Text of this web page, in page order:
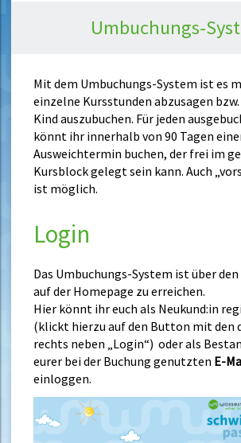
Umbuchungs-
Mit dem Umbuchungs-System ist es
einzelne Kursstunden abzusagen
Kind auszubuchen. Für jeden
könnt ihr innerhalb von 90 Tagen
Ausweichtermin buchen, der frei im
Kursblock gelegt sein kann. Auch
ist möglich.
Login
Das Umbuchungs-System ist über
auf der Homepage zu erreichen.
Hier könnt ihr euch als Neukund:in
(klickt hierzu auf den Button mit den
rechts neben „Login“) oder als
eurer bei der Buchung genutzten E-
einloggen.